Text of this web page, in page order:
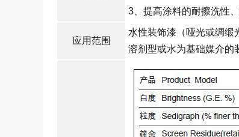
3、提高涂料的耐擦洗性
应用范围
水性装饰漆（哑光或绸缎
溶剂型或水为基础媒介的